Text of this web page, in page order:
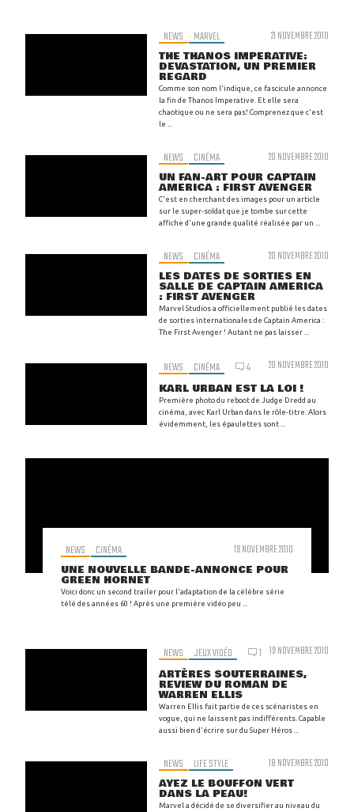
NEWS MARVEL 21 NOVEMBRE 2010
THE THANOS IMPERATIVE:
DEVASTATION, UN PREMIER
REGARD
Comme son nom l'indique, ce fascicule annonce
la fin de Thanos Imperative. Et elle sera
chaotique ou ne sera pas! Comprenez que c'est
le ...
NEWS CINÉMA 20 NOVEMBRE 2010
UN FAN-ART POUR CAPTAIN
AMERICA : FIRST AVENGER
C'est en cherchant des images pour un article
sur le super-soldat que je tombe sur cette
affiche d'une grande qualité réalisée par un ...
NEWS CINÉMA 20 NOVEMBRE 2010
LES DATES DE SORTIES EN
SALLE DE CAPTAIN AMERICA
: FIRST AVENGER
Marvel Studios a officiellement publié les dates
de sorties internationales de Captain America :
The First Avenger ! Autant ne pas laisser ...
NEWS CINÉMA 4 20 NOVEMBRE 2010
KARL URBAN EST LA LOI !
Première photo du reboot de Judge Dredd au
cinéma, avec Karl Urban dans le rôle-titre. Alors
évidemment, les épaulettes sont ...
NEWS CINÉMA 19 NOVEMBRE 2010
UNE NOUVELLE BANDE-ANNONCE POUR
GREEN HORNET
Voici donc un second trailer pour l'adaptation de la célèbre série
télé des années 60 ! Après une première vidéo peu ...
NEWS JEUX VIDÉO 1 19 NOVEMBRE 2010
ARTÈRES SOUTERRAINES,
REVIEW DU ROMAN DE
WARREN ELLIS
Warren Ellis fait partie de ces scénaristes en
vogue, qui ne laissent pas indifférents. Capable
aussi bien d'écrire sur du Super Héros ...
NEWS LIFE STYLE 18 NOVEMBRE 2010
AYEZ LE BOUFFON VERT
DANS LA PEAU!
Marvel a décidé de se diversifier au niveau du